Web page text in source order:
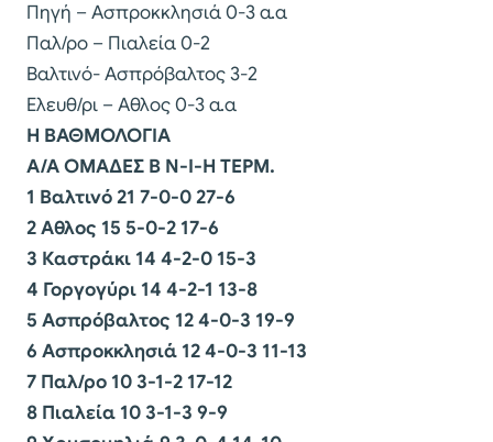
Πηγή – Ασπροκκλησιά 0-3 α.α
Παλ/ρο – Πιαλεία 0-2
Βαλτινό- Ασπρόβαλτος 3-2
Ελευθ/ρι – Αθλος 0-3 α.α
Η ΒΑΘΜΟΛΟΓΙΑ
Α/Α ΟΜΑΔΕΣ Β Ν-Ι-Η ΤΕΡΜ.
1 Βαλτινό 21 7-0-0 27-6
2 Αθλος 15 5-0-2 17-6
3 Καστράκι 14 4-2-0 15-3
4 Γοργογύρι 14 4-2-1 13-8
5 Ασπρόβαλτος 12 4-0-3 19-9
6 Ασπροκκλησιά 12 4-0-3 11-13
7 Παλ/ρο 10 3-1-2 17-12
8 Πιαλεία 10 3-1-3 9-9